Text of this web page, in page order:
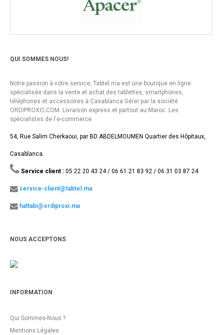
QUI SOMMES NOUS!
Notre passion à votre service, Tabtel.ma est une boutique en ligne
spécialisée dans la vente et achat des tablettes, smartphones,
téléphones et accessoires à Casablanca Gérer par la société
ORDIPROXI.ِCOM. Livraison express et partout au Maroc. Les
spécialistes de l'e-commerce.
54, Rue Salim Cherkaoui, par BD ABDELMOUMEN Quartier des Hôpitaux,
Casablanca.
Service client : 05 22 20 43 24 / 06 61 21 83 92 / 06 31 03 87 24
service-client@tabtel.ma
hattabi@ordiproxi.ma
NOUS ACCEPTONS
INFORMATION
Qui Sommes-Nous ?
Mentions Légales